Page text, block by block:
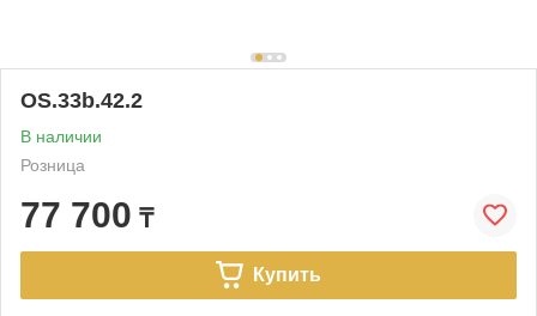
OS.33b.42.2
В наличии
Розница
77 700 ₸
Купить